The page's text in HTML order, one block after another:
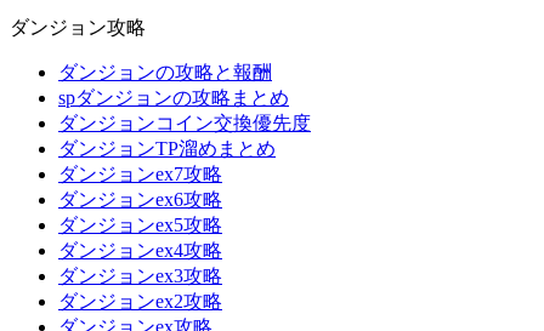
ダンジョン攻略
ダンジョンの攻略と報酬
spダンジョンの攻略まとめ
ダンジョンコイン交換優先度
ダンジョンTP溜めまとめ
ダンジョンex7攻略
ダンジョンex6攻略
ダンジョンex5攻略
ダンジョンex4攻略
ダンジョンex3攻略
ダンジョンex2攻略
ダンジョンex攻略